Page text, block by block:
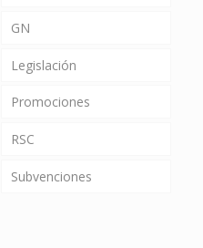
GN
Legislación
Promociones
RSC
Subvenciones